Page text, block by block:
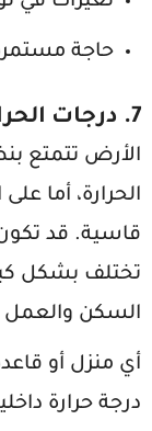
حاجة
7. درجات الحرارة قاسية جدًا
الأرض تتمتع
الحرارة، أما
قاسية. قد
تختلف بشكل
السكن والعمل
أي منزل أو
درجة حرارة